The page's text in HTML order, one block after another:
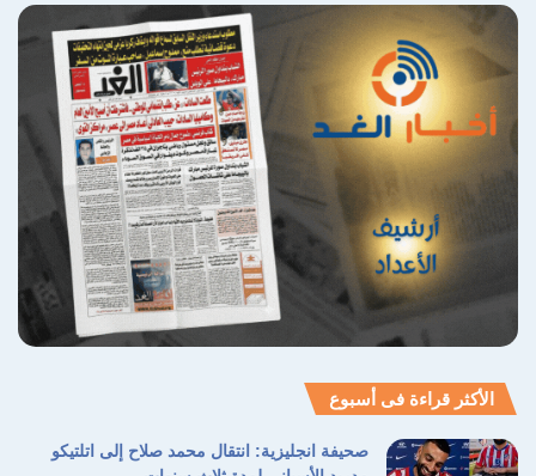
الأكثر قراءة فى أسبوع
صحيفة انجليزية: انتقال محمد صلاح إلى اتلتيكو